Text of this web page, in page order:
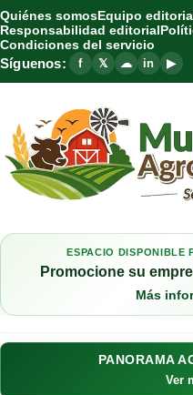
Quiénes somosEquipo
Responsabilidad editorial
Condiciones del servicio
Síguenos: f 𝕏 ☁ in ▶
ESPACIO DISPONIBLE
Promocione su
Más
PANORAMA
Ver